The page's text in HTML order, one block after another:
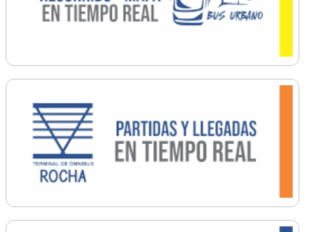
Salud
Secretaría General